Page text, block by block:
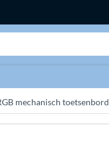
mechanisch toetsenbord